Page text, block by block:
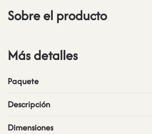
Sobre el producto
Más detalles
Paquete
Descripción
Dimensiones